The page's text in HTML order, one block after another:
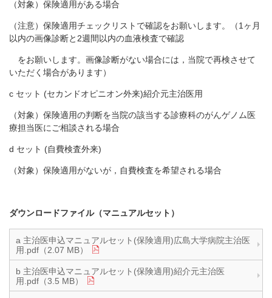
（対象）保険適用がある場合
（注意）保険適用チェックリストで確認をお願いします。（1ヶ月
以内の画像診断と2週間以内の血液検査で確認
をお願いします。画像診断がない場合には，当院で再検させて
いただく場合があります）
c セット (セカンドオピニオン外来)紹介元主治医用
（対象）保険適用の判断を当院の該当する診療科のがんゲノム医
療担当医にご相談される場合
d セット (自費検査外来)
（対象）保険適用がないが，自費検査を希望される場合
ダウンロードファイル（マニュアルセット）
a 主治医申込マニュアルセット(保険適用)広島大学病院主治医
用.pdf（2.07 MB）
b 主治医申込マニュアルセット(保険適用)紹介元主治医
用.pdf（3.5 MB）